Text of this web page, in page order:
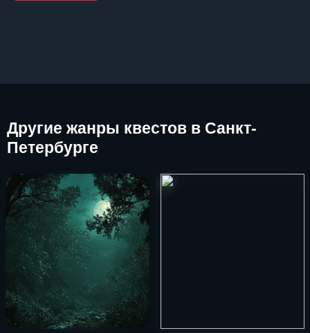
Другие жанры квестов в Санкт-
Петербурге